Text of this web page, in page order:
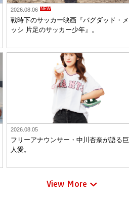
2026.08.06 NEW
戦時下のサッカー映画『バグダッド・メ
ッシ 片足のサッカー少年』。
2026.08.05
フリーアナウンサー・中川杏奈が語る巨
人愛。
View More